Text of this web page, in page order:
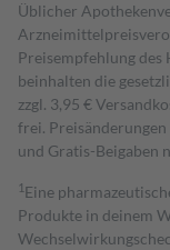
Üblicher
Preisempfehlung des
beinhalten die
zzgl. 3,95 €
frei.
und Gratis-Beigaben
1 Eine
Produkte in deinem